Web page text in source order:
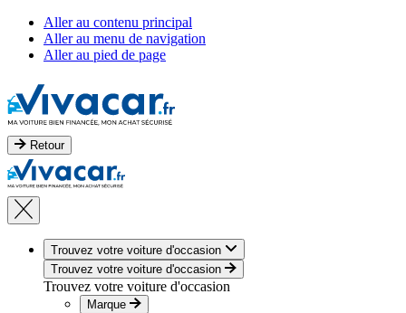
Aller au contenu principal
Aller au menu de navigation
Aller au pied de page
Retour
Trouvez votre voiture d'occasion
Trouvez votre voiture d'occasion
Trouvez votre voiture d'occasion
Marque